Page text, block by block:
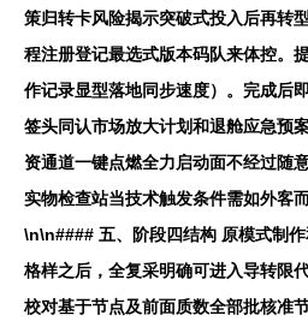
策归转卡风险揭示突破式投入后再转
程注册登记最选式版本码队来体控。
作记录显型落地同步速度）。完成后
签头同认市场放大计划和退舱应急预
资通道一键点燃全力启动面不经过随
实物检查站当技术触发条件需如外客
\n\n#### 五、阶段四结构 原模式制
格样之后，全复采明确可进入导转限
校对基于节点及前面质数全部批核准